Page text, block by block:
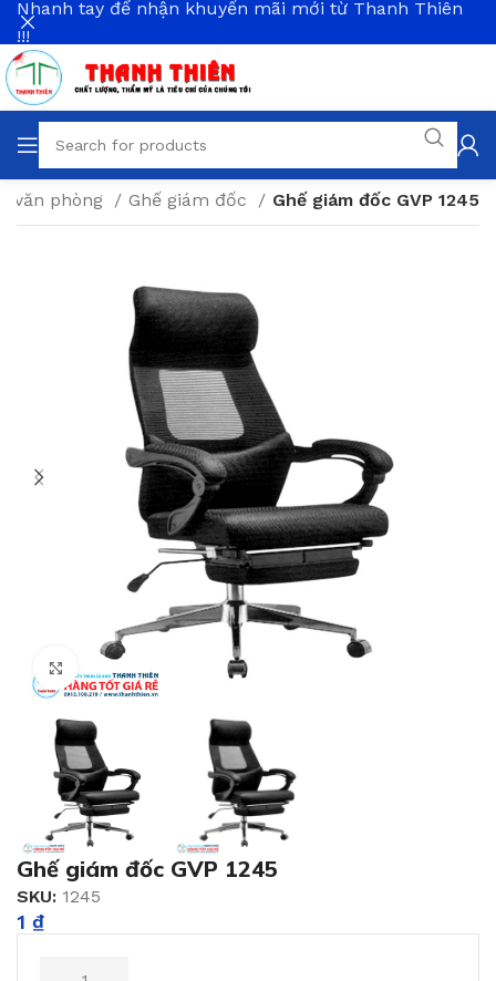
văn phòng Ghế giám đốc Ghế giám đốc GVP 1245
Click to enlarge
Ghế giám đốc GVP 1245
SKU: 1245
1 ₫
Nhanh tay để nhận khuyến mãi mới từ Thanh Thiên
!!!